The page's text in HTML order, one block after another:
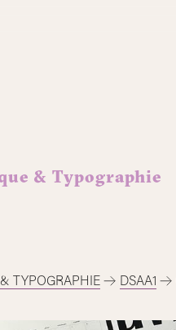
& Typographie
TYPOGRAPHIE DSAA1